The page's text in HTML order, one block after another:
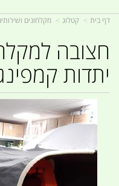
דף בית קטלוג מקלחונים
חצובה
יתדות